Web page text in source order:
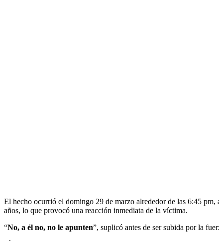
El hecho ocurrió el domingo 29 de marzo alrededor de las 6:45 pm,
años, lo que provocó una reacción inmediata de la víctima.
“No, a él no, no le apunten”, suplicó antes de ser subida por la